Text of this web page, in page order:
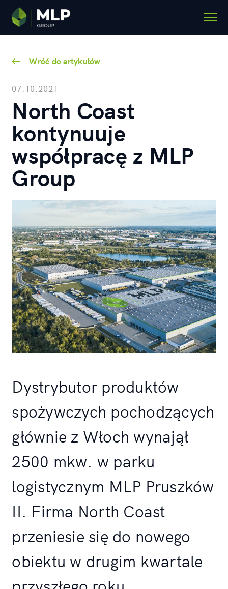
Wróć do artykułów
07.10.2021
North Coast
kontynuuje
współpracę z MLP
Group
Dystrybutor produktów
spożywczych pochodzących
głównie z Włoch wynajął
2500 mkw. w parku
logistycznym MLP Pruszków
II. Firma North Coast
przeniesie się do nowego
obiektu w drugim kwartale